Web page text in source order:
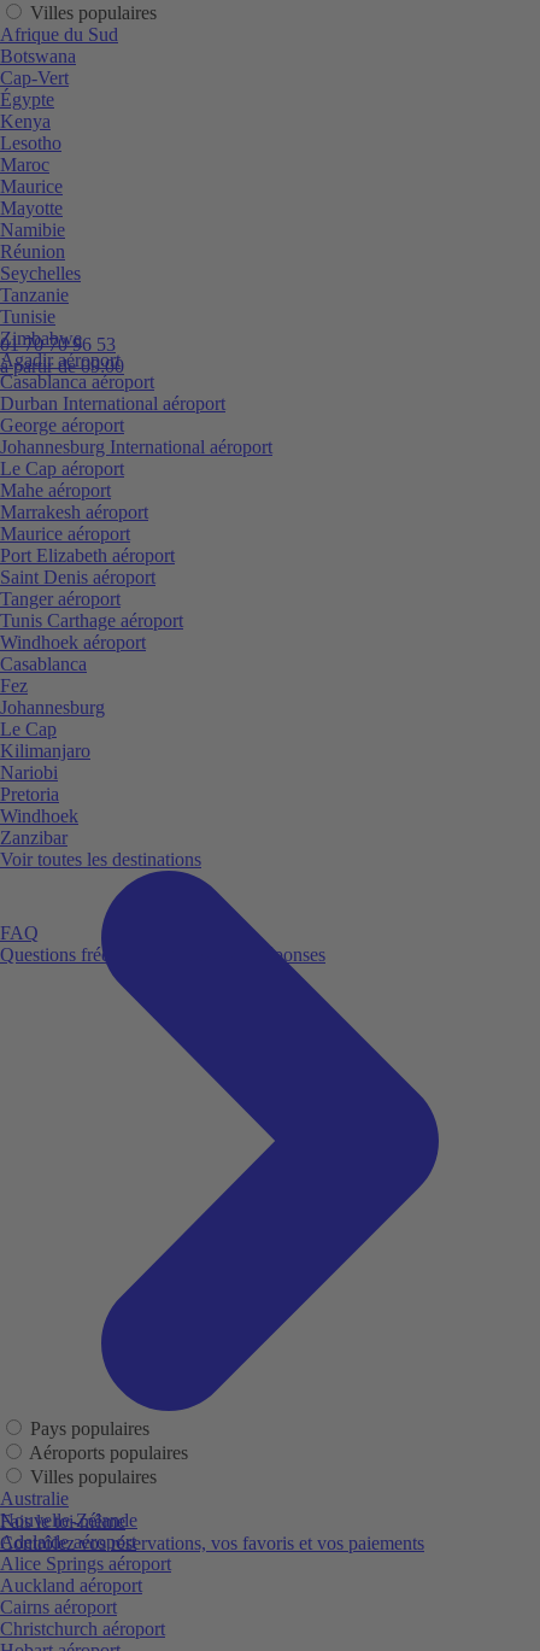
01 70 70 96 53
à partir de 09:00
FAQ
Questions fréquemment posées et réponses
Fais le toi-même
Contrôlez vos réservations, vos favoris et vos paiements
Villes populaires
Afrique du Sud
Botswana
Cap-Vert
Égypte
Kenya
Lesotho
Maroc
Maurice
Mayotte
Namibie
Réunion
Seychelles
Tanzanie
Tunisie
Zimbabwe
Agadir aéroport
Casablanca aéroport
Durban International aéroport
George aéroport
Johannesburg International aéroport
Le Cap aéroport
Mahe aéroport
Marrakesh aéroport
Maurice aéroport
Port Elizabeth aéroport
Saint Denis aéroport
Tanger aéroport
Tunis Carthage aéroport
Windhoek aéroport
Casablanca
Fez
Johannesburg
Le Cap
Kilimanjaro
Nariobi
Pretoria
Windhoek
Zanzibar
Voir toutes les destinations
Pays populaires
Aéroports populaires
Villes populaires
Australie
Nouvelle-Zélande
Adelaide aéroport
Alice Springs aéroport
Auckland aéroport
Cairns aéroport
Christchurch aéroport